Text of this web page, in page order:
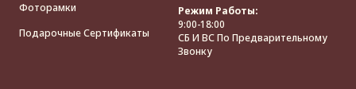
Фоторамки
Подарочные Сертификаты
Режим Работы:
9:00-18:00
СБ И ВС По Предварительному
Звонку